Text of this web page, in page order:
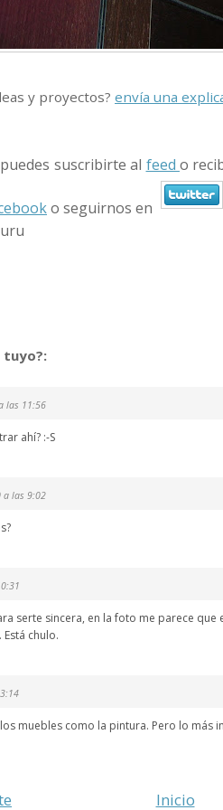
y proyectos? envía una
suscribirte al feed o
o seguirnos en
tuyo?:
las 11:56
ahí? :-S
a las 9:02
serte sincera, en la foto me parece
chulo.
muebles como la pintura. Pero lo más
Inicio